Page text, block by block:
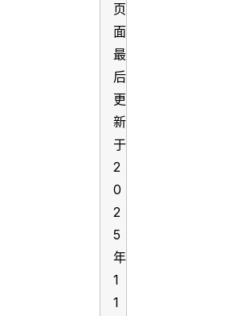
页
面
最
后
更
新
于
2
0
2
5
年
1
1